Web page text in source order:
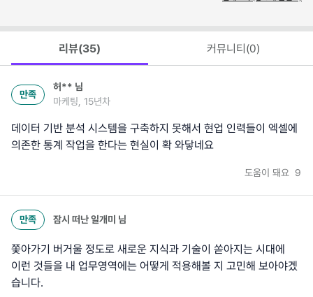
리뷰(35) 커뮤니티(0)
만족
허** 님
마케팅, 15년차
데이터 기반 분석 시스템을 구축하지 못해서 현업 인력들이 엑셀에
의존한 통계 작업을 한다는 현실이 확 와닿네요
도움이 돼요 9
만족 잠시 떠난 일개미 님
쫓아가기 버거울 정도로 새로운 지식과 기술이 쏟아지는 시대에
이런 것들을 내 업무영역에는 어떻게 적용해볼 지 고민해 보아야겠
습니다.